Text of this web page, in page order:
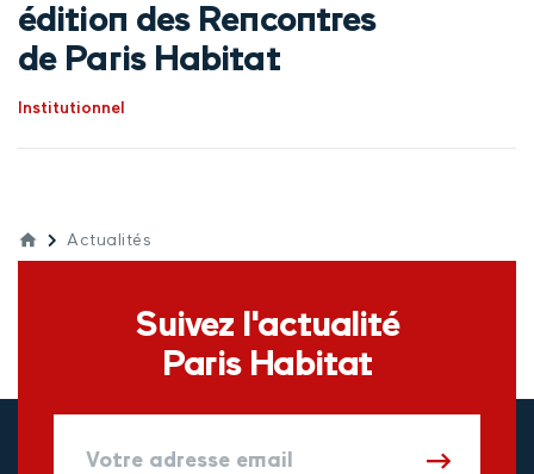
édition des Rencontres
de Paris Habitat
Institutionnel
Actualités
Suivez l'actualité
Paris Habitat